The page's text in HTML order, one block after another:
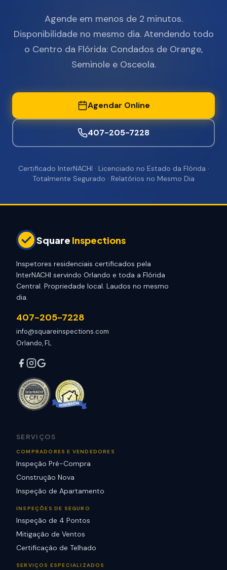
Agende em menos de 2 minutos.
Disponibilidade no mesmo dia. Atendendo todo
o Centro da Flórida: Condados de Orange,
Seminole e Osceola.
Agendar Online
407-205-7228
Certificado InterNACHI · Licenciado no Estado da Flórida ·
Totalmente Segurado · Relatórios no Mesmo Dia
Square Inspections
Inspetores residenciais certificados pela
InterNACHI servindo Orlando e toda a Flórida
Central. Propriedade local. Laudos no mesmo
dia.
407-205-7228
info@squareinspections.com
Orlando, FL
SERVIÇOS
COMPRADORES E VENDEDORES
Inspeção Pré-Compra
Construção Nova
Inspeção de Apartamento
INSPEÇÕES DE SEGURO
Inspeção de 4 Pontos
Mitigação de Ventos
Certificação de Telhado
SERVIÇOS ESPECIALIZADOS